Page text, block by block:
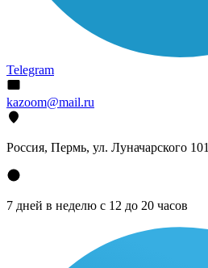
Telegram
kazoom@mail.ru
Россия, Пермь, ул. Луначарского 101
7 дней в неделю с 12 до 20 часов